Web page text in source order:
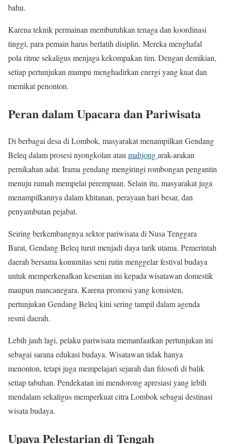
bahu.
Karena teknik permainan membutuhkan tenaga dan koordinasi
tinggi, para pemain harus berlatih disiplin. Mereka menghafal
pola ritme sekaligus menjaga kekompakan tim. Dengan demikian,
setiap pertunjukan mampu menghadirkan energi yang kuat dan
memikat penonton.
Peran dalam Upacara dan Pariwisata
Di berbagai desa di Lombok, masyarakat menampilkan Gendang
Beleq dalam prosesi nyongkolan ataumahjongarak-arakan
pernikahan adat. Irama gendang mengiringi rombongan pengantin
menuju rumah mempelai perempuan. Selain itu, masyarakat juga
menampilkannya dalam khitanan, perayaan hari besar, dan
penyambutan pejabat.
Seiring berkembangnya sektor pariwisata diNusa Tenggara
Barat, Gendang Beleq turut menjadi daya tarik utama. Pemerintah
daerah bersama komunitas seni rutin menggelar festival budaya
untuk memperkenalkan kesenian ini kepada wisatawan domestik
maupun mancanegara. Karena promosi yang konsisten,
pertunjukan Gendang Beleq kini sering tampil dalam agenda
resmi daerah.
Lebih jauh lagi, pelaku pariwisata memanfaatkan pertunjukan ini
sebagai sarana edukasi budaya. Wisatawan tidak hanya
menonton, tetapi juga mempelajari sejarah dan filosofi di balik
setiap tabuhan. Pendekatan ini mendorong apresiasi yang lebih
mendalam sekaligus memperkuat citra Lombok sebagai destinasi
wisata budaya.
Upaya Pelestarian di Tengah